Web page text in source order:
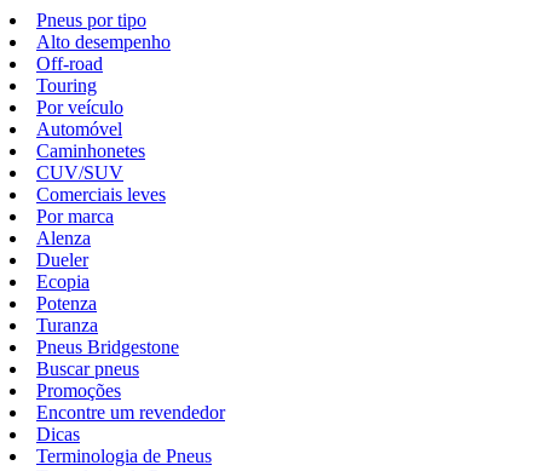
Pneus por tipo
Alto desempenho
Off-road
Touring
Por veículo
Automóvel
Caminhonetes
CUV/SUV
Comerciais leves
Por marca
Alenza
Dueler
Ecopia
Potenza
Turanza
Pneus Bridgestone
Buscar pneus
Promoções
Encontre um revendedor
Dicas
Terminologia de Pneus